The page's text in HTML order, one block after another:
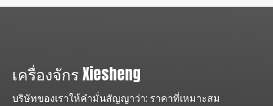
เครื่องจักร Xiesheng
บริษัทของเราให้คำมั่นสัญญาว่า: ราคาที่เหมาะสม